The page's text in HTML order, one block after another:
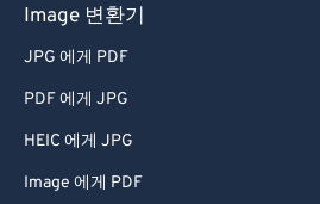
Image 변환기
JPG 에게 PDF
PDF 에게 JPG
HEIC 에게 JPG
Image 에게 PDF